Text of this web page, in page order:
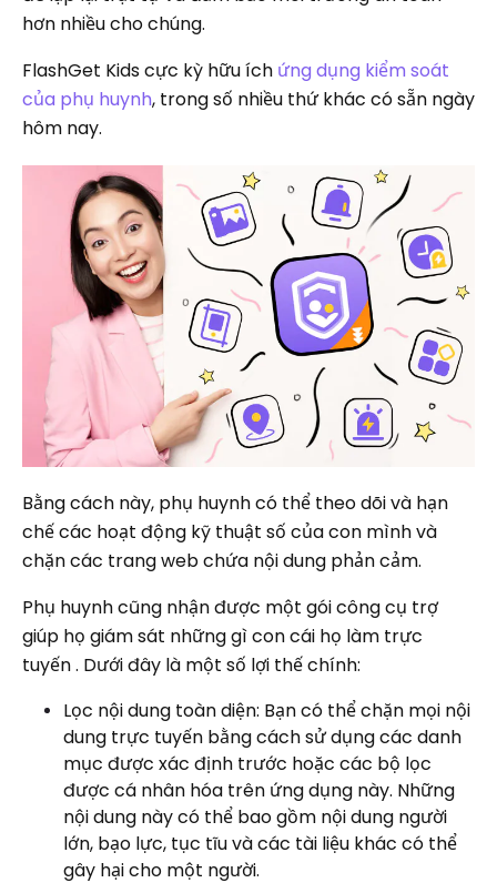
hơn nhiều cho chúng.
FlashGet Kids cực kỳ hữu ích ứng dụng kiểm soát
của phụ huynh, trong số nhiều thứ khác có sẵn ngày
hôm nay.
Bằng cách này, phụ huynh có thể theo dõi và hạn
chế các hoạt động kỹ thuật số của con mình và
chặn các trang web chứa nội dung phản cảm.
Phụ huynh cũng nhận được một gói công cụ trợ
giúp họ giám sát những gì con cái họ làm trực
tuyến . Dưới đây là một số lợi thế chính:
Lọc nội dung toàn diện: Bạn có thể chặn mọi nội
dung trực tuyến bằng cách sử dụng các danh
mục được xác định trước hoặc các bộ lọc
được cá nhân hóa trên ứng dụng này. Những
nội dung này có thể bao gồm nội dung người
lớn, bạo lực, tục tĩu và các tài liệu khác có thể
gây hại cho một người.